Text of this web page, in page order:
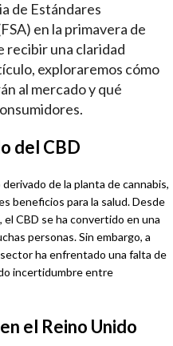
de Estándares
en la primavera de
recibir una claridad
exploraremos cómo
al mercado y qué
del CBD
de la planta de cannabis,
beneficios para la salud. Desde
CBD se ha convertido en una
personas. Sin embargo, a
ha enfrentado una falta de
incertidumbre entre
el Reino Unido